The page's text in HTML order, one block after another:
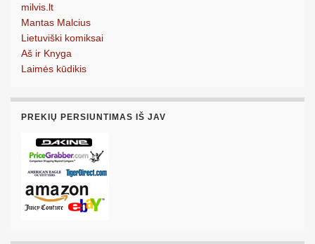
milvis.lt
Mantas Malcius
Lietuviški komiksai
Aš ir Knyga
Laimės kūdikis
PREKIŲ PERSIUNTIMAS IŠ JAV